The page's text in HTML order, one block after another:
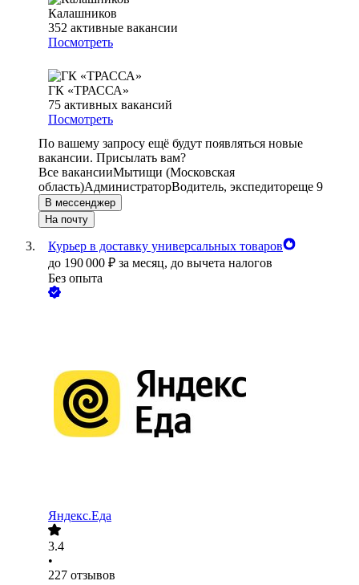
Калашников
352 активные вакансии
Посмотреть
ГК «ТРАССА»
75 активных вакансий
Посмотреть
По вашему запросу ещё будут появляться новые
вакансии. Присылать вам?
Все вакансииМытищи (Московская
область)АдминистраторВодитель, экспедитореще 9
В мессенджер
На почту
Курьер в доставку универсальных товаров
до 190 000 ₽ за месяц, до вычета налогов
Без опыта
Яндекс.Еда
3.4
•
227 отзывов